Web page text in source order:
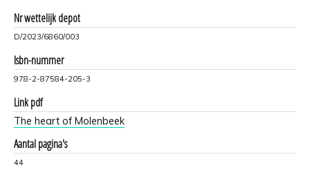
Nr wettelijk depot
D/2023/6860/003
Isbn-nummer
978-2-87584-205-3
Link pdf
The heart of Molenbeek
Aantal pagina's
44